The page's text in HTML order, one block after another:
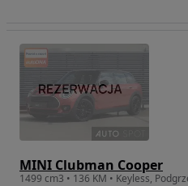
MINI Clubman Cooper